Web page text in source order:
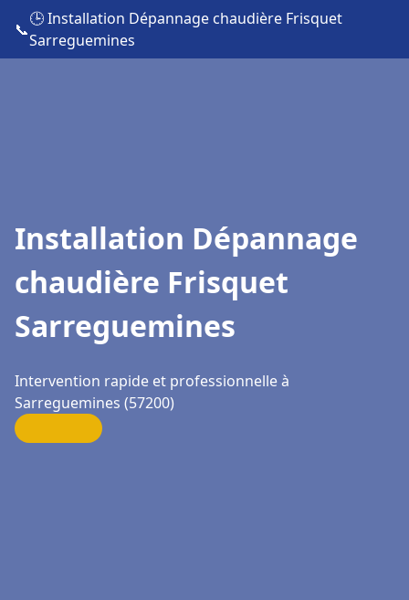
📞
🕒 Installation Dépannage chaudière Frisquet
Sarreguemines
Installation Dépannage
chaudière Frisquet
Sarreguemines
Intervention rapide et professionnelle à
Sarreguemines (57200)